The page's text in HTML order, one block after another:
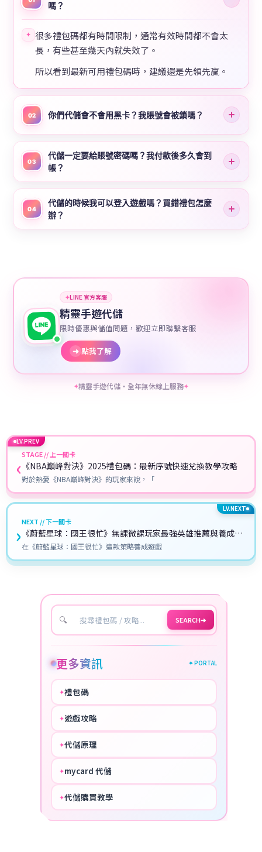
嗎？
✦ 很多禮包碼都有時間限制，通常有效時間都不會太
長，有些甚至幾天內就失效了。
所以看到最新可用禮包碼時，建議還是先領先贏。
02 你們代儲會不會用黑卡？我賬號會被鎖嗎？
03
代儲一定要給賬號密碼嗎？我付款後多久會到
帳？
04
代儲的時候我可以登入遊戲嗎？買錯禮包怎麼
辦？
✦LINE 官方客服
精靈手遊代儲
限時優惠與儲值問題，歡迎立即聯繫客服
➜ 點我了解
✦精靈手遊代儲・全年無休線上服務✦
LV.PREV
‹STAGE // 上一關卡
《NBA巔峰對決》2025禮包碼：最新序號快速兌換教學攻略
對於熱愛《NBA巔峰對決》的玩家來說，「
LV.NEXT
NEXT // 下一關卡
《蔚藍星球：國王很忙》無課微課玩家最強英雄推薦與養成攻
略
在《蔚藍星球：國王很忙》這款策略養成遊戲
›
🔍 SEARCH➔
更多資訊 ✦ PORTAL
✦禮包碼
✦遊戲攻略
✦代儲原理
✦mycard 代儲
✦代儲購買教學